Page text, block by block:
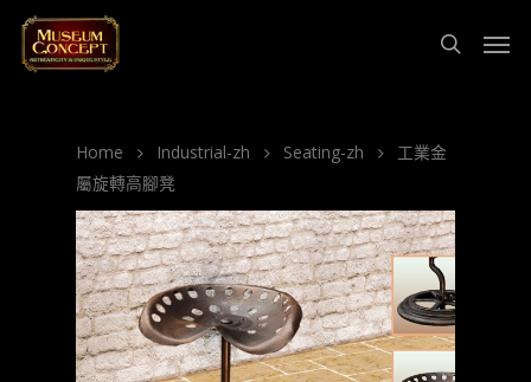
Home Industrial-zh Seating-zh
工業金
屬旋轉高腳凳